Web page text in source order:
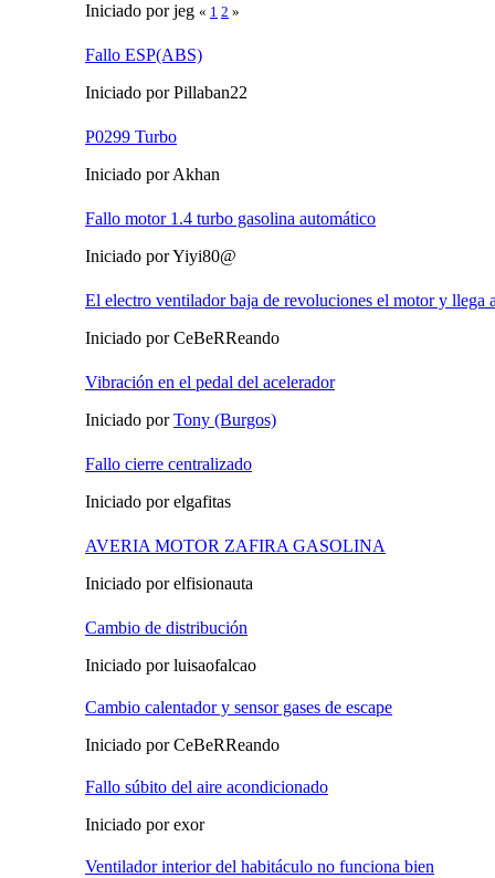
Iniciado por jeg « 1 2 »
Fallo ESP(ABS)
Iniciado por Pillaban22
P0299 Turbo
Iniciado por Akhan
Fallo motor 1.4 turbo gasolina automático
Iniciado por Yiyi80@
El electro ventilador baja de revoluciones el motor y llega
Iniciado por CeBeRReando
Vibración en el pedal del acelerador
Iniciado porTony (Burgos)
Fallo cierre centralizado
Iniciado por elgafitas
AVERIA MOTOR ZAFIRA GASOLINA
Iniciado por elfisionauta
Cambio de distribución
Iniciado por luisaofalcao
Cambio calentador y sensor gases de escape
Iniciado por CeBeRReando
Fallo súbito del aire acondicionado
Iniciado por exor
Ventilador interior del habitáculo no funciona bien